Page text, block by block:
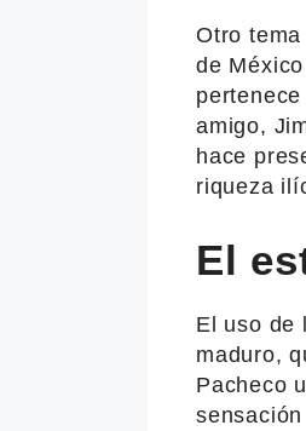
Otro
de
amigo,
hace
riqueza
El
El uso de
maduro,
Pacheco